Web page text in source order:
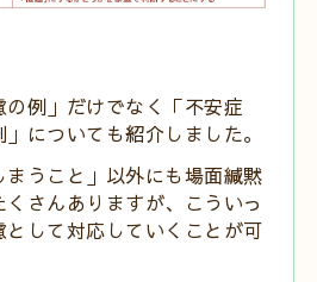
の例」だけでなく「不安症
」についても紹介しました。
まうこと」以外にも場面緘黙
さんありますが、
こういっ
して対応していくことが可